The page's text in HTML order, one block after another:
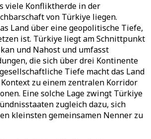
viele Konfliktherde in der
von Türkiye liegen.
Land über eine geopolitische Tiefe,
ist. Türkiye liegt am Schnittpunkt
und Nahost und umfasst
die sich über drei Kontinente
Tiefe macht das Land
zu einem zentralen Korridor
Eine solche Lage zwingt Türkiye
zugleich dazu, sich
kleinsten gemeinsamen Nenner zu